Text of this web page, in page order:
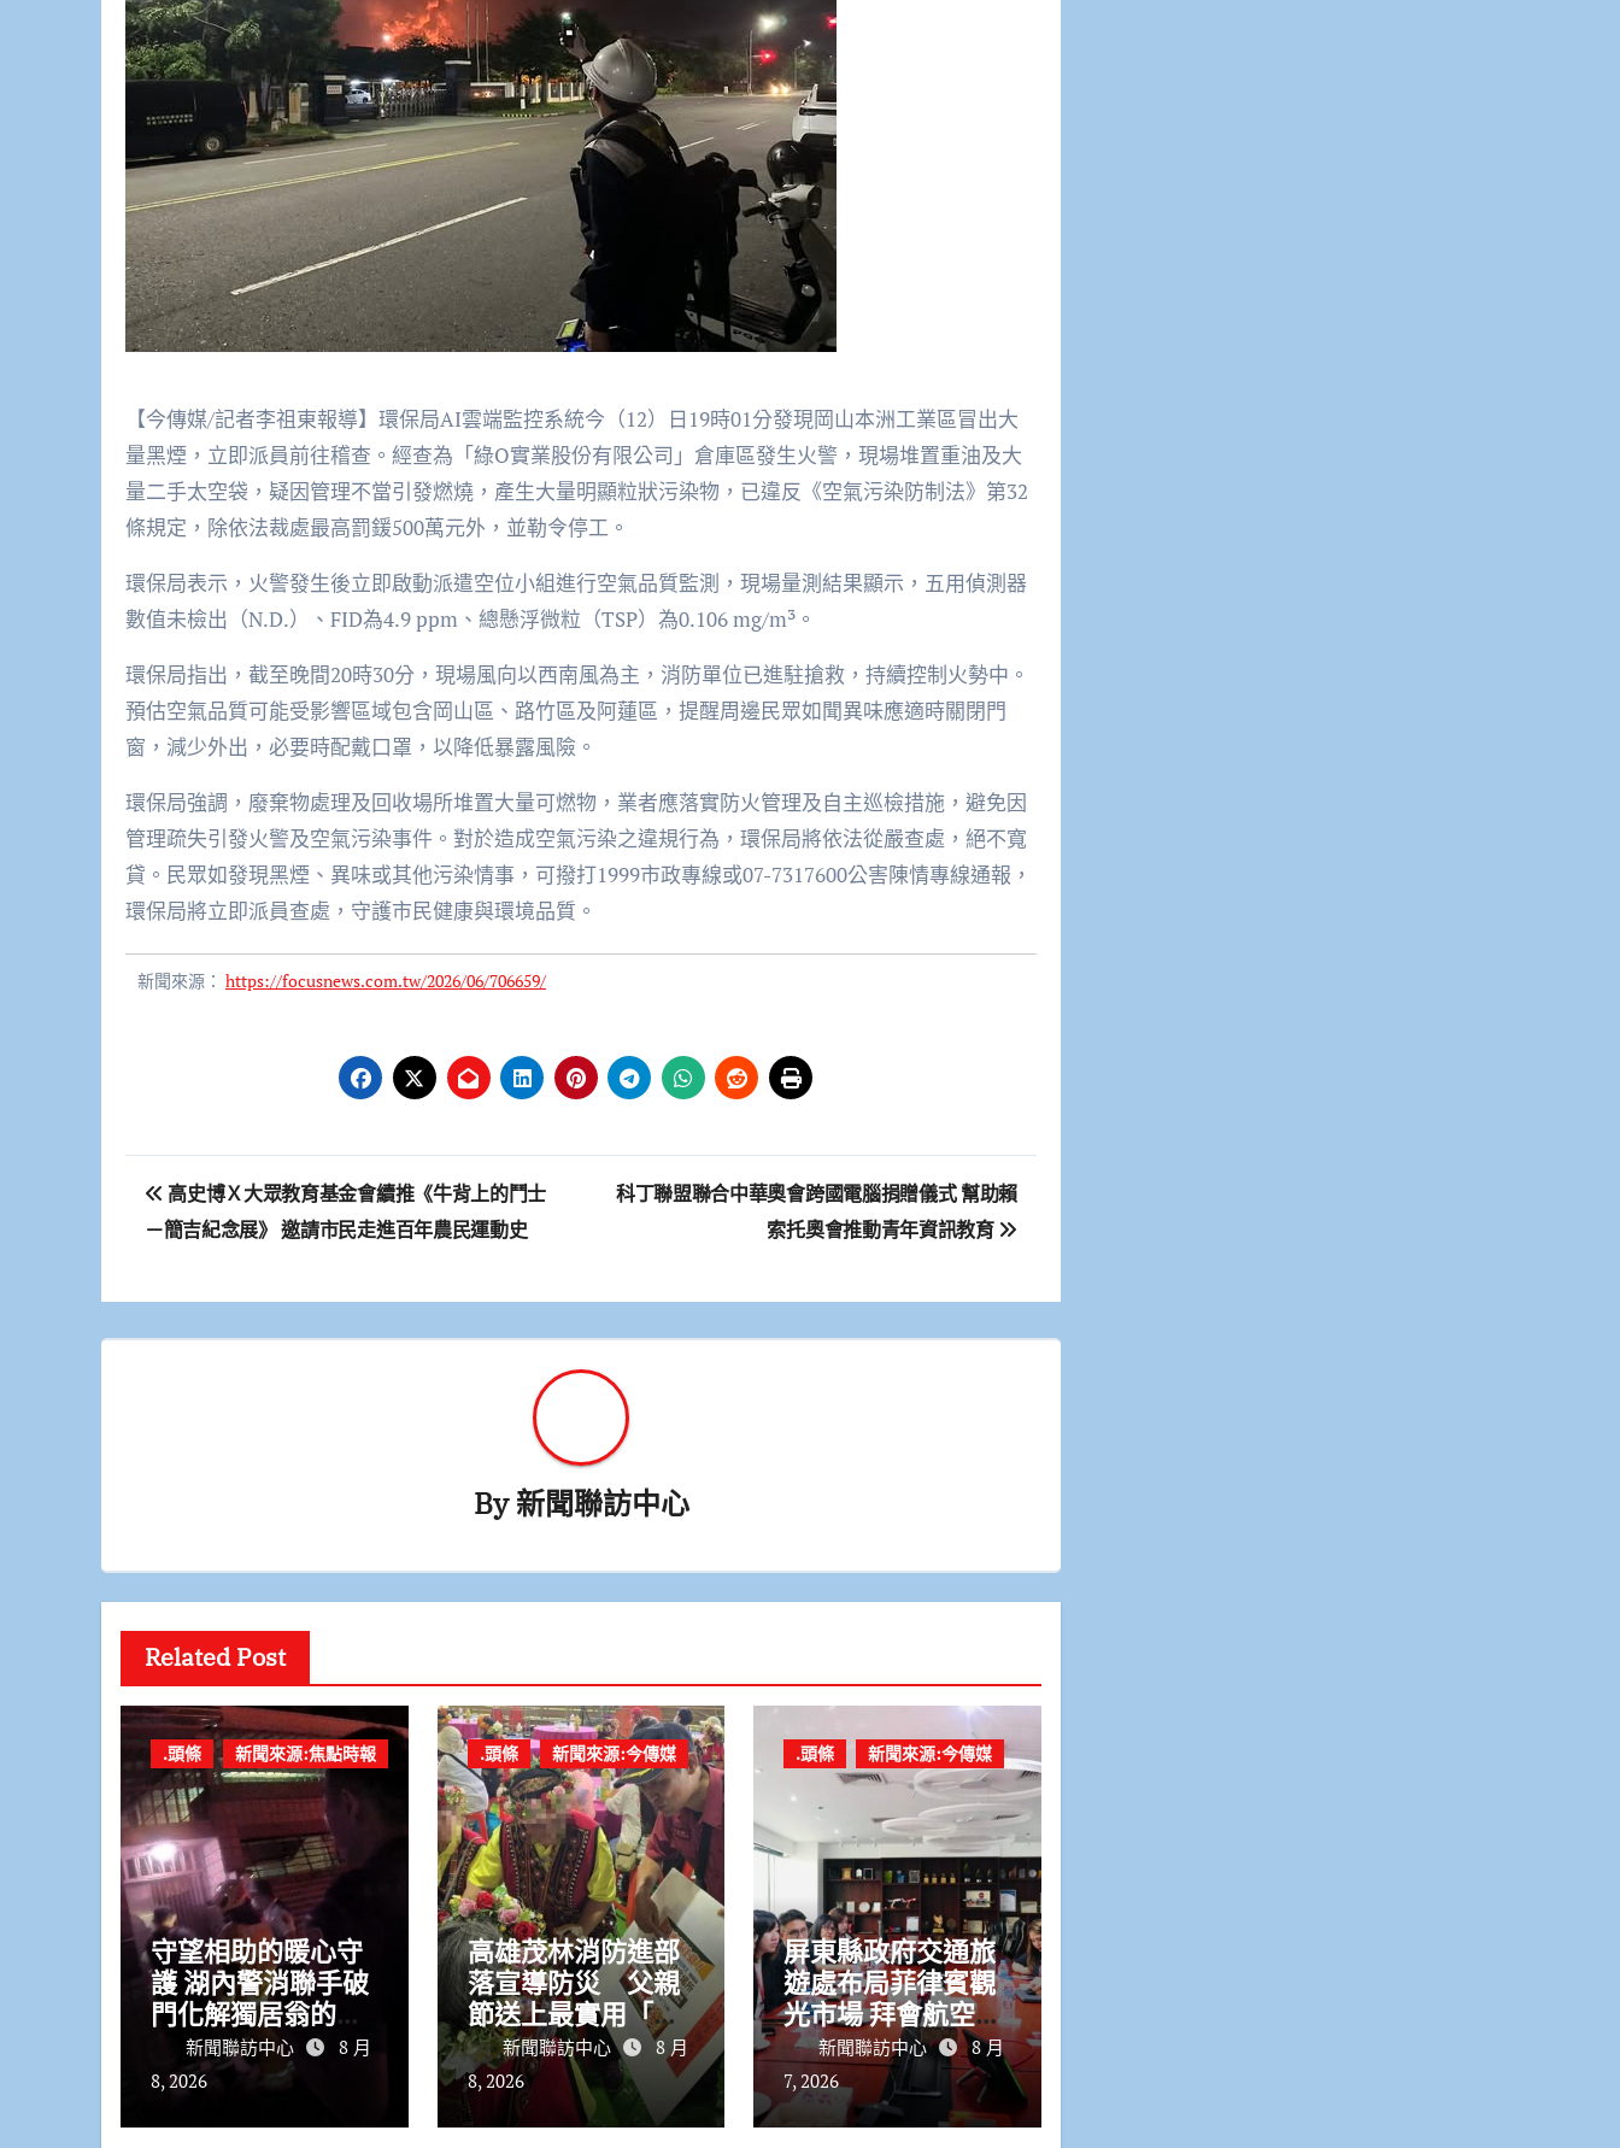
【今傳媒/記者李祖東報導】環保局AI雲端監控系統今（12）日19時01分發現岡山本洲工業區冒出大
量黑煙，立即派員前往稽查。經查為「綠O實業股份有限公司」倉庫區發生火警，現場堆置重油及大
量二手太空袋，疑因管理不當引發燃燒，產生大量明顯粒狀污染物，已違反《空氣污染防制法》第32
條規定，除依法裁處最高罰鍰500萬元外，並勒令停工。
環保局表示，火警發生後立即啟動派遣空位小組進行空氣品質監測，現場量測結果顯示，五用偵測器
數值未檢出（N.D.）、FID為4.9 ppm、總懸浮微粒（TSP）為0.106 mg/m³。
環保局指出，截至晚間20時30分，現場風向以西南風為主，消防單位已進駐搶救，持續控制火勢中。
預估空氣品質可能受影響區域包含岡山區、路竹區及阿蓮區，提醒周邊民眾如聞異味應適時關閉門
窗，減少外出，必要時配戴口罩，以降低暴露風險。
環保局強調，廢棄物處理及回收場所堆置大量可燃物，業者應落實防火管理及自主巡檢措施，避免因
管理疏失引發火警及空氣污染事件。對於造成空氣污染之違規行為，環保局將依法從嚴查處，絕不寬
貸。民眾如發現黑煙、異味或其他污染情事，可撥打1999市政專線或07-7317600公害陳情專線通報，
環保局將立即派員查處，守護市民健康與環境品質。
新聞來源： https://focusnews.com.tw/2026/06/706659/
文
章
覽
高史博Ｘ大眾教育基金會續推《牛背上的鬥士
－簡吉紀念展》 邀請市民走進百年農民運動史
科丁聯盟聯合中華奧會跨國電腦捐贈儀式 幫助賴
索托奧會推動青年資訊教育
By新聞聯訪中心
Related Post
.頭條 新聞來源:焦點時報
守望相助的暖心守
護 湖內警消聯手破
門化解獨居翁的危
新聞聯訪中心
8 月
8, 2026
.頭條 新聞來源:今傳媒
高雄茂林消防進部
落宣導防災 父親
節送上最實用「安
全禮物」
新聞聯訪中心
8 月
8, 2026
.頭條 新聞來源:今傳媒
屏東縣政府交通旅
遊處布局菲律賓觀
光市場 拜會航空公
司與旅遊巨頭共拓
國際客源
新聞聯訪中心
8 月
7, 2026